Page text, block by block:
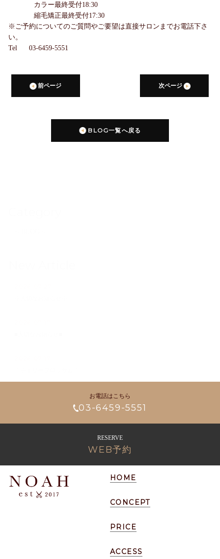
カラー最終受付18:30
縮毛矯正最終受付17:30
※ご予約についてのご質問やご要望は直接サロンまでお電話下さ
い。
Tel 03-6459-5551
前ページ 次ページ
BLOG一覧へ戻る
お電話はこちら
03-6459-5551
RESERVE
WEB予約
HOME
CONCEPT
PRICE
ACCESS